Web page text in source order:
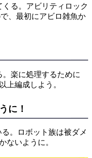
る。アビリティロック
、最初にアビロ雑魚か
楽に処理するために
上編成しよう。
に！
。ロボット族は被ダメ
ないように。